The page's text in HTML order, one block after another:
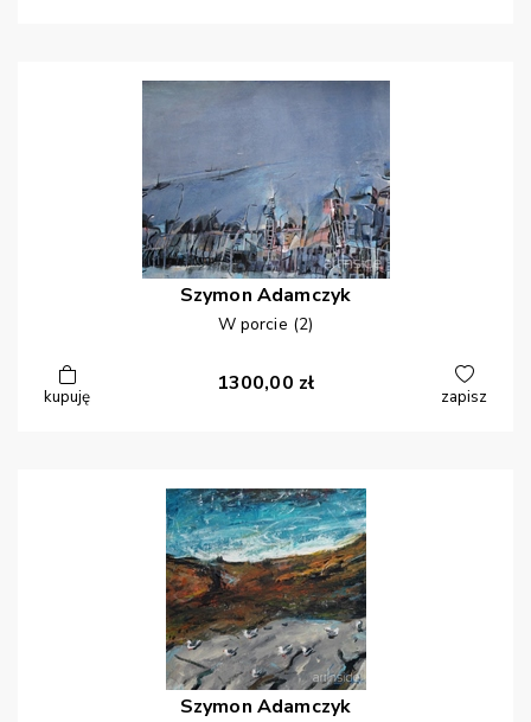
Szymon Adamczyk
W porcie (2)
kupuję
1300,00 zł
zapisz
Szymon Adamczyk